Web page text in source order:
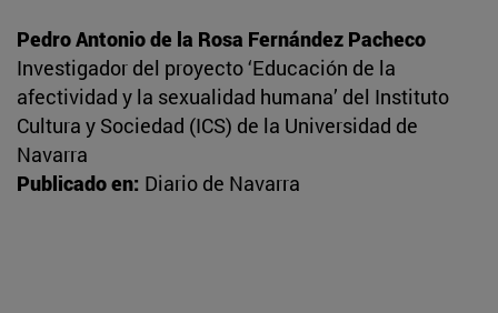
Pedro Antonio de la Rosa Fernández Pacheco
Investigador del proyecto ‘Educación de la
afectividad y la sexualidad humana’ del Instituto
Cultura y Sociedad (ICS) de la Universidad de
Navarra
Publicado en: Diario de Navarra